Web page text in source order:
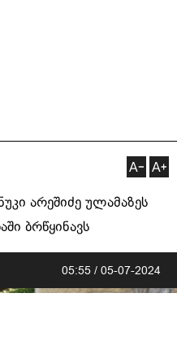
არეშიძე ულამაზეს
ბრწყინავს
05:55 / 05-07-2024